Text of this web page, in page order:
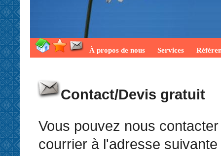
À propos de nous Services
Contact/Devis gratuit
Vous pouvez nous
courrier à l'adresse suivante